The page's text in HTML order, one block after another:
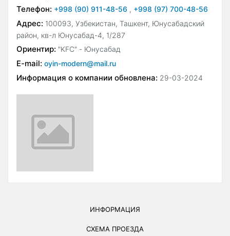
Телефон: +998 (90) 911-48-56 , +998 (97) 700-48-56
Адрес: 100093, Узбекистан, Ташкент, Юнусабадский
район, кв-л Юнусабад-4, 1/287
Ориентир: "KFC" - Юнусабад
E-mail: oyin-modern@mail.ru
Информация о компании обновлена: 29-03-2024
ИНФОРМАЦИЯ
СХЕМА ПРОЕЗДА